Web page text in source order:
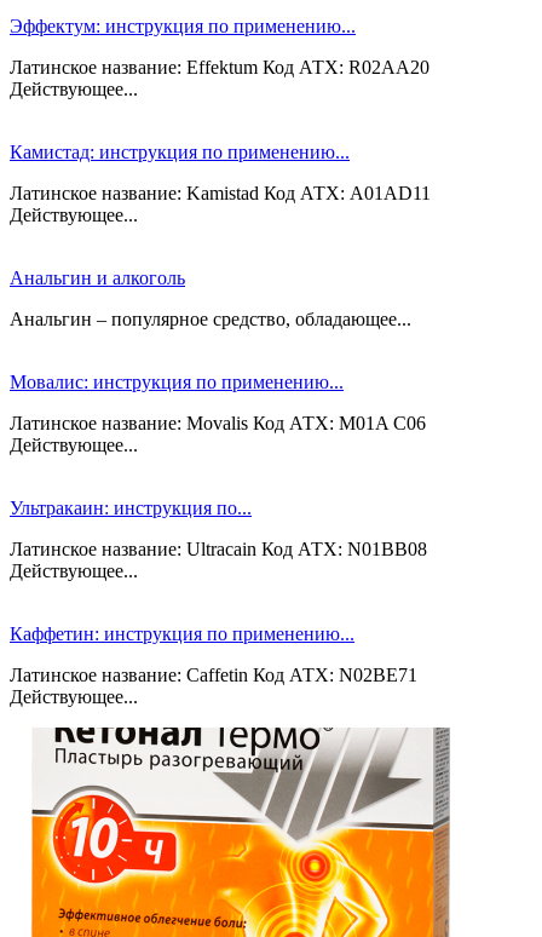
Эффектум: инструкция по применению...
Латинское название: Effektum Код АТХ: R02AA20
Действующее...
Камистад: инструкция по применению...
Латинское название: Kamistad Код АТХ: A01AD11
Действующее...
Анальгин и алкоголь
Анальгин – популярное средство, обладающее...
Мовалис: инструкция по применению...
Латинское название: Movalis Код АТХ: M01A C06
Действующее...
Ультракаин: инструкция по...
Латинское название: Ultracain Код АТХ: N01BB08
Действующее...
Каффетин: инструкция по применению...
Латинское название: Caffetin Код АТХ: N02BE71
Действующее...